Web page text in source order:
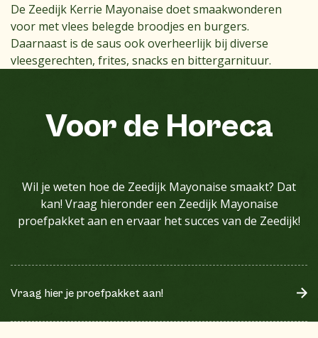
De Zeedijk Kerrie Mayonaise doet smaakwonderen
voor met vlees belegde broodjes en burgers.
Daarnaast is de saus ook overheerlijk bij diverse
vleesgerechten, frites, snacks en bittergarnituur.
Voor de Horeca
Wil je weten hoe de Zeedijk Mayonaise smaakt? Dat
kan! Vraag hieronder een Zeedijk Mayonaise
proefpakket aan en ervaar het succes van de Zeedijk!
Vraag hier je proefpakket aan!